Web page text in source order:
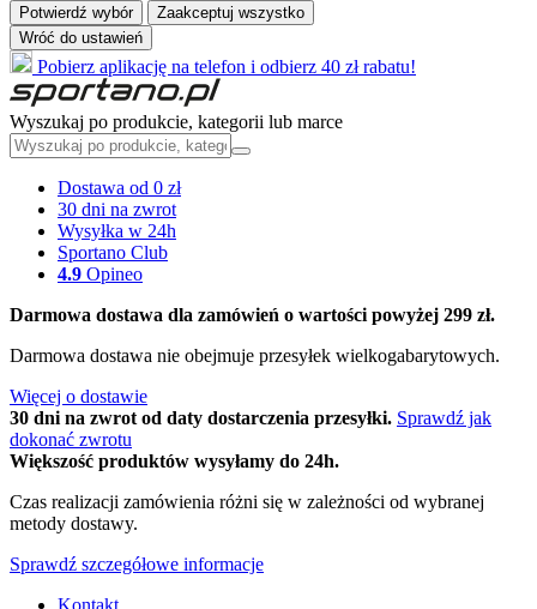
Potwierdź wybór
Zaakceptuj wszystko
Wróć do ustawień
Pobierz aplikację na telefon i odbierz 40 zł rabatu!
Wyszukaj po produkcie, kategorii lub marce
Dostawa od 0 zł
30 dni na zwrot
Wysyłka w 24h
Sportano Club
4.9 Opineo
Darmowa dostawa dla zamówień o wartości powyżej 299 zł.
Darmowa dostawa nie obejmuje przesyłek wielkogabarytowych.
Więcej o dostawie
30 dni na zwrot od daty dostarczenia przesyłki. Sprawdź jak
dokonać zwrotu
Większość produktów wysyłamy do 24h.
Czas realizacji zamówienia różni się w zależności od wybranej
metody dostawy.
Sprawdź szczegółowe informacje
Kontakt